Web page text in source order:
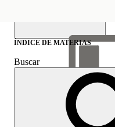
Mostrar índice de
materias
ÍNDICE DE MATERIAS
Buscar